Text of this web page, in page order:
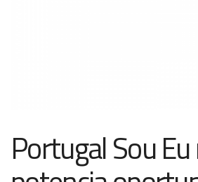
Portugal Sou